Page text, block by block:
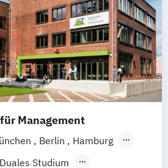
Management
Berlin
Hamburg
Frankfurt am Main
Duales Studium